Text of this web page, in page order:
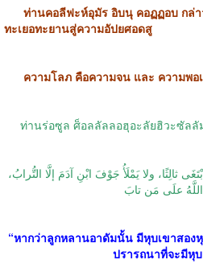
ท่านคอลีฟะห์อุมัร อิบนุ คอฏฏอบ กล่
ทะเยอทะยานสู่ความอัปยศอดสู
ความโลภ คือความจน และ ความพอ
ท่านร่อซูล ศ็อลลัลลอฮุอะลัยฮิวะซัลลั
ثالِثًا، ولا يَمْلَأُ جَوْفَ ابْنِ آدَمَ إلَّا التُّرابُ،
“หากว่าลูกหลานอาดัมนั้น มีหุบเขาสองหุ
ปรารถนาที่จะมีหุ